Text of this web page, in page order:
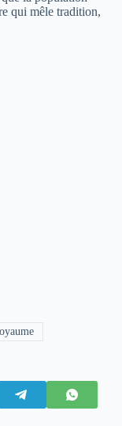
qui mêle tradition,